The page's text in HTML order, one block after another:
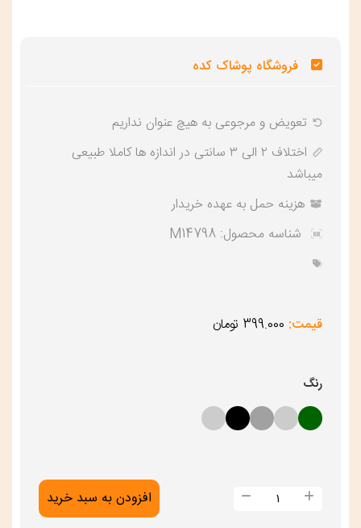
فروشگاه پوشاک کده
تعویض و‌ مرجوعی به هیچ عنوان نداریم
اختلاف ۲ الی ۳ سانتی در اندازه ها کاملا طبیعی
میباشد
هزینه حمل به عهده خریدار
شناسه محصول: M14798
قیمت: 399.000 تومان
رنگ
شومیز
افزودن به سبد خرید